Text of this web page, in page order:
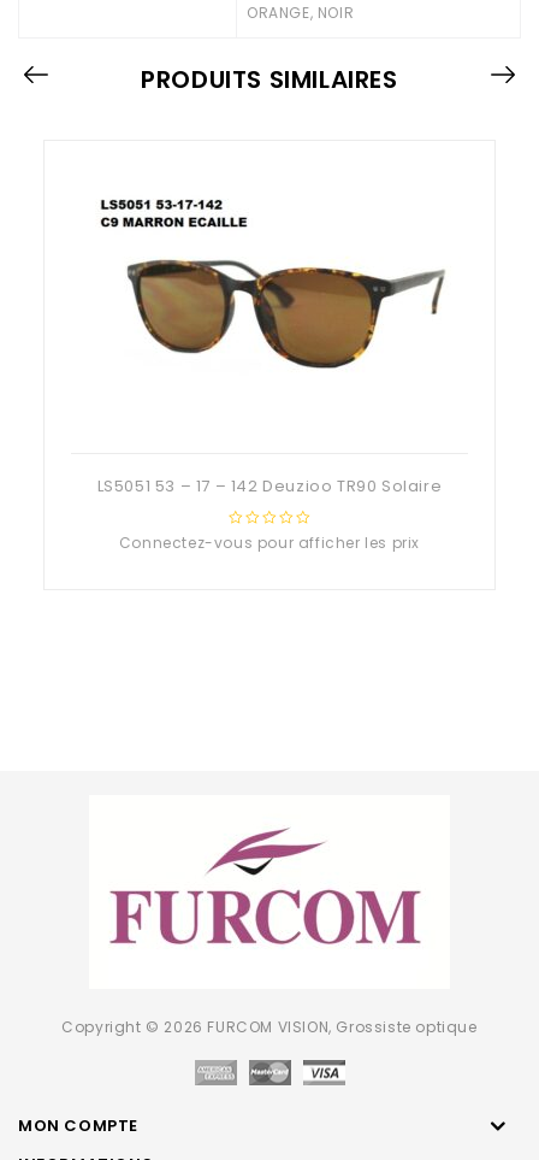
ORANGE, NOIR
PRODUITS SIMILAIRES
LS5051 53 – 17 – 142 Deuzioo TR90 Solaire
0
Connectez-vous pour afficher les prix
Copyright © 2026 FURCOM VISION, Grossiste optique
MON COMPTE